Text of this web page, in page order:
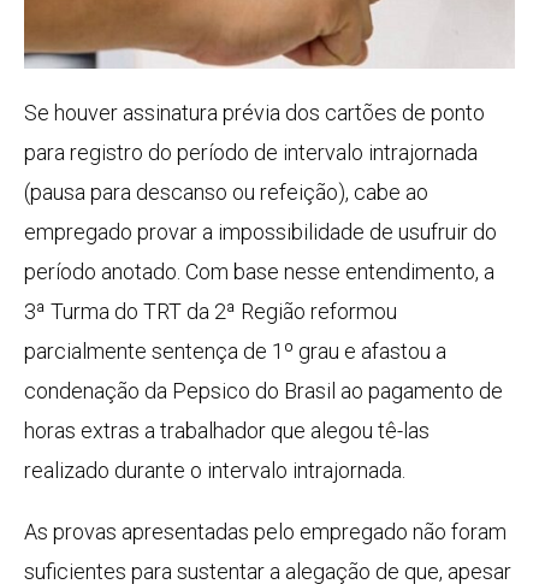
Se houver assinatura prévia dos cartões de ponto
para registro do período de intervalo intrajornada
(pausa para descanso ou refeição), cabe ao
empregado provar a impossibilidade de usufruir do
período anotado. Com base nesse entendimento, a
3ª Turma do TRT da 2ª Região reformou
parcialmente sentença de 1º grau e afastou a
condenação da Pepsico do Brasil ao pagamento de
horas extras a trabalhador que alegou tê-las
realizado durante o intervalo intrajornada.
As provas apresentadas pelo empregado não foram
suficientes para sustentar a alegação de que, apesar